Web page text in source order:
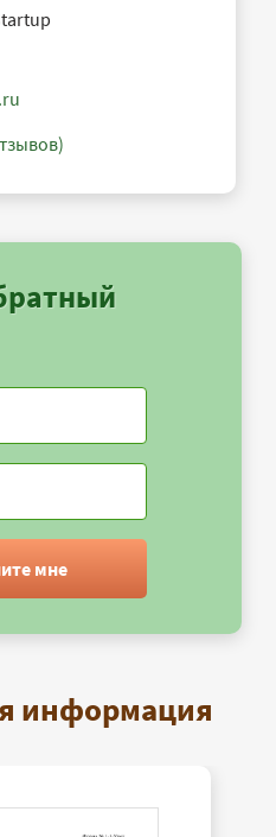
мне
информация